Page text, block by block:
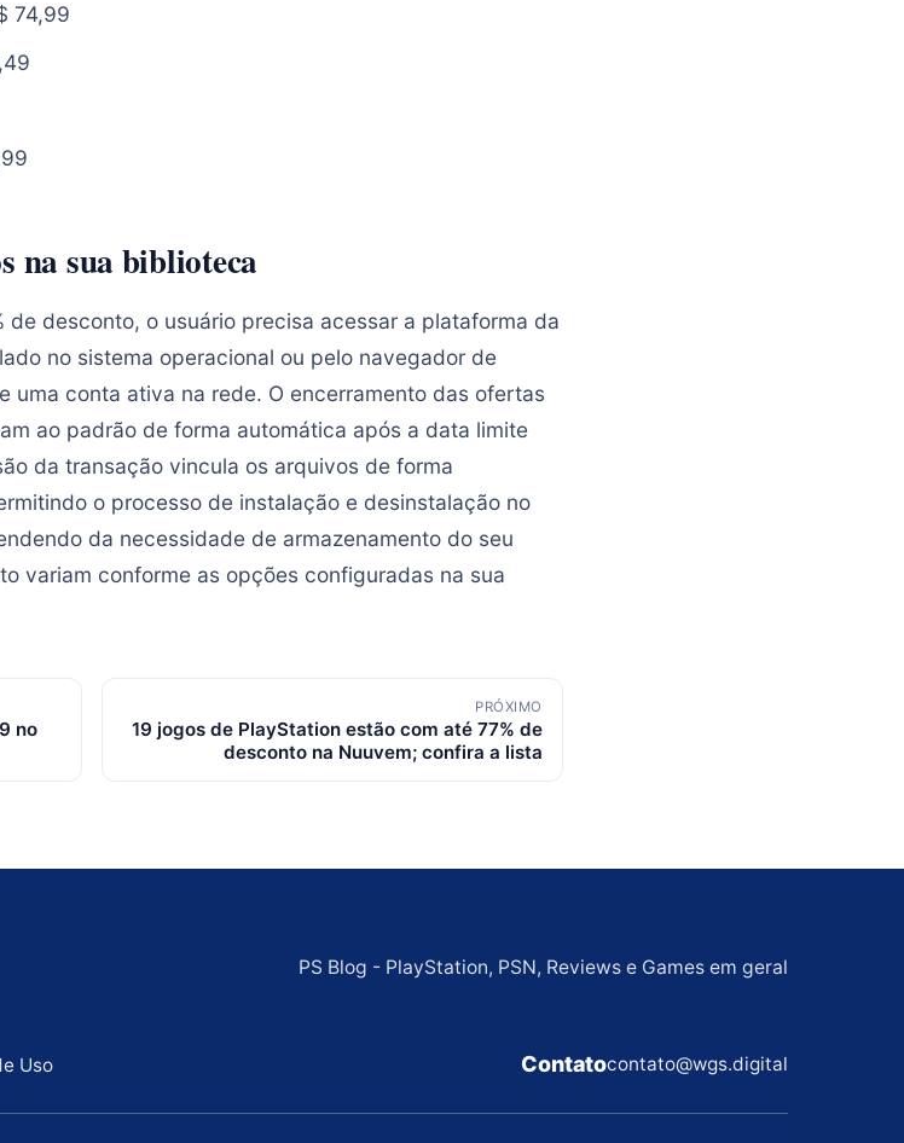
74,99
na sua biblioteca
desconto, o usuário precisa acessar a plataforma da
no sistema operacional ou pelo navegador de
uma conta ativa na rede. O encerramento das ofertas
ao padrão de forma automática após a data limite
da transação vincula os arquivos de forma
o processo de instalação e desinstalação no
da necessidade de armazenamento do seu
variam conforme as opções configuradas na sua
no
PRÓXIMO
19 jogos de PlayStation estão com até 77% de
desconto na Nuuvem; confira a lista
PS Blog - PlayStation, PSN, Reviews e Games em geral
Uso Contatocontato@wgs.digital